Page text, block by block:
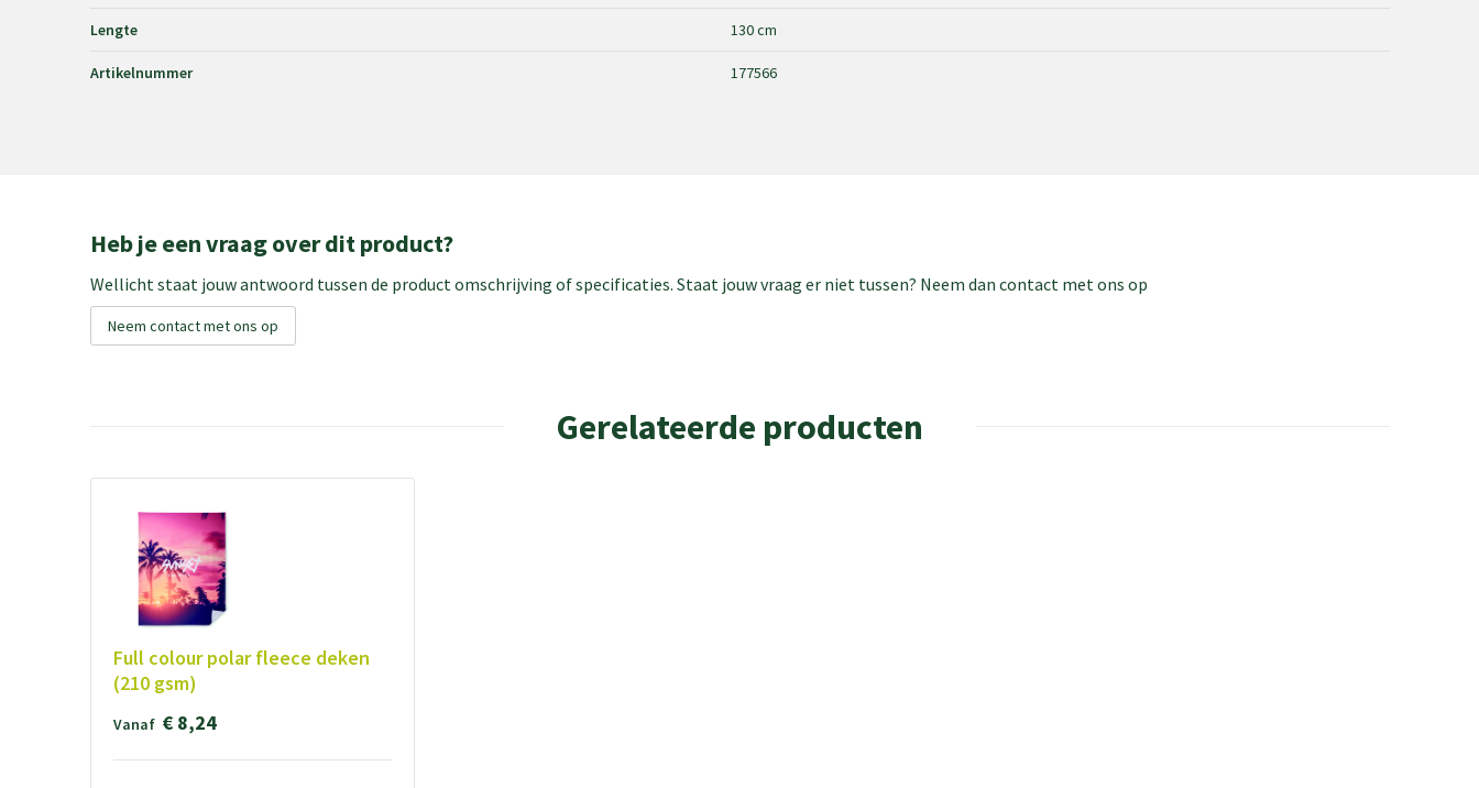
Lengte 130 cm
Artikelnummer 177566
Heb je een vraag over dit product?
Wellicht staat jouw antwoord tussen de product omschrijving of specificaties. Staat jouw vraag er niet tussen? Neem dan contact met ons op
Neem contact met ons op
Gerelateerde producten
Full colour polar fleece deken
(210 gsm)
Vanaf € 8,24